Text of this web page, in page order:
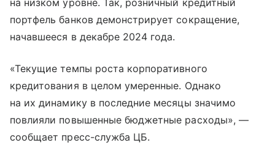
портфель банков демонстрирует сокращение,
начавшееся в декабре 2024 года.
«Текущие темпы роста корпоративного
кредитования в целом умеренные. Однако
на их динамику в последние месяцы значимо
повлияли повышенные бюджетные расходы», —
сообщает пресс-служба ЦБ.